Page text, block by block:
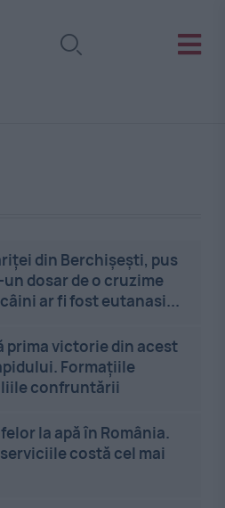
din Berchișești, pus
dosar de o cruzime
ar fi fost eutanasi...
prima victorie din acest
Formațiile
confruntării
la apă în România.
costă cel mai